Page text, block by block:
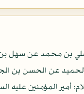
علي بن محمد عن سهل
عن الحسن بن
أمير المؤمنين عليه